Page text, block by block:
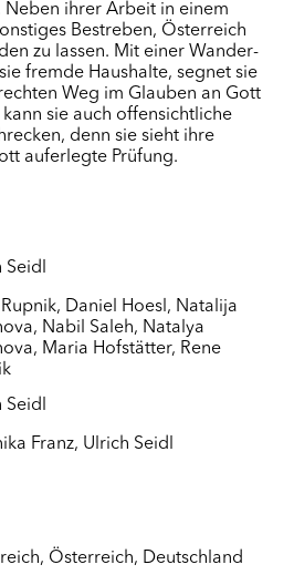
Neben ihrer Arbeit in einem
Bestreben, Österreich
zu lassen. Mit einer Wander-
fremde Haushalte, segnet sie
Weg im Glauben an Gott
sie auch offensichtliche
denn sie sieht ihre
auferlegte Prüfung.
Seidl
, Daniel Hoesl, Natalija
, Nabil Saleh, Natalya
, Maria Hofstätter, Rene
Seidl
Franz, Ulrich Seidl
, Österreich, Deutschland